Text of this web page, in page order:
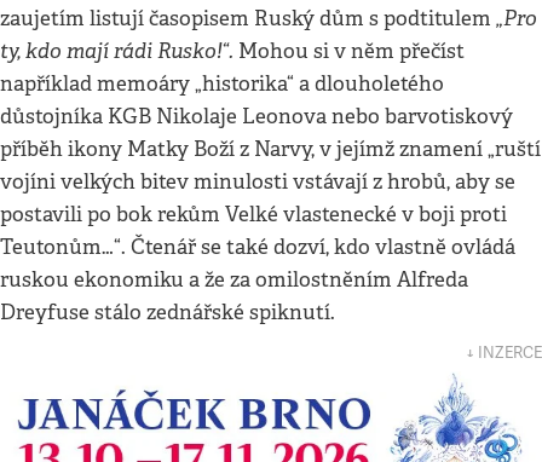
zaujetím listují časopisem Ruský dům s podtitulem „Pro
ty, kdo mají rádi Rusko!“. Mohou si v něm přečíst
například memoáry „historika“ a dlouholetého
důstojníka KGB Nikolaje Leonova nebo barvotiskový
příběh ikony Matky Boží z Narvy, v jejímž znamení „ruští
vojíni velkých bitev minulosti vstávají z hrobů, aby se
postavili po bok rekům Velké vlastenecké v boji proti
Teutonům…“. Čtenář se také dozví, kdo vlastně ovládá
ruskou ekonomiku a že za omilostněním Alfreda
Dreyfuse stálo zednářské spiknutí.
↓ INZERCE